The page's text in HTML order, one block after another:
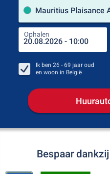
Ophalen
Ik ben 26 - 69 jaar oud
en woon in België
Bespaar